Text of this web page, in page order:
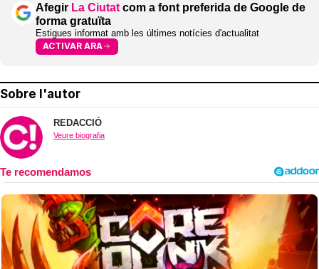
Afegir La Ciutat com a font preferida de Google de
forma gratuïta
Estigues informat amb les últimes notícies d'actualitat
ACTIVAR ARA
Sobre l'autor
REDACCIÓ
Veure biografia